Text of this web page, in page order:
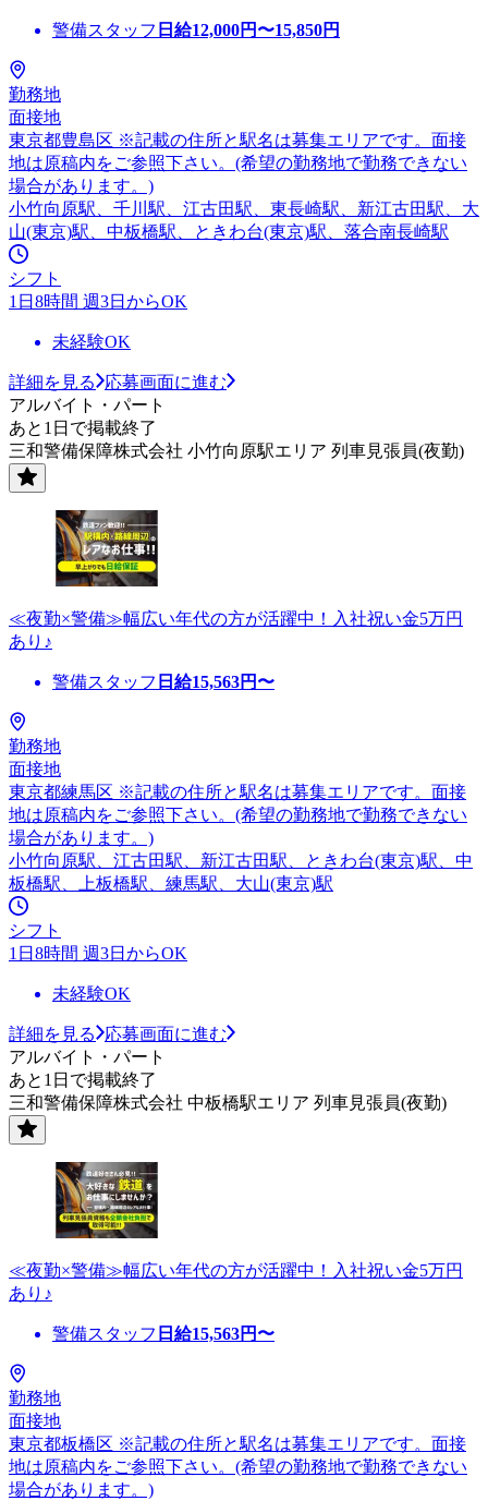
警備スタッフ 日給12,000円〜15,850円
勤務地
面接地
東京都豊島区 ※記載の住所と駅名は募集エリアです。面接
地は原稿内をご参照下さい。(希望の勤務地で勤務できない
場合があります。)
小竹向原駅、千川駅、江古田駅、東長崎駅、新江古田駅、大
山(東京)駅、中板橋駅、ときわ台(東京)駅、落合南長崎駅
シフト
1日8時間 週3日からOK
未経験OK
詳細を見る
応募画面に進む
アルバイト・パート
あと1日で掲載終了
三和警備保障株式会社 小竹向原駅エリア 列車見張員(夜勤)
≪夜勤×警備≫幅広い年代の方が活躍中！入社祝い金5万円
あり♪
警備スタッフ 日給15,563円〜
勤務地
面接地
東京都練馬区 ※記載の住所と駅名は募集エリアです。面接
地は原稿内をご参照下さい。(希望の勤務地で勤務できない
場合があります。)
小竹向原駅、江古田駅、新江古田駅、ときわ台(東京)駅、中
板橋駅、上板橋駅、練馬駅、大山(東京)駅
シフト
1日8時間 週3日からOK
未経験OK
詳細を見る
応募画面に進む
アルバイト・パート
あと1日で掲載終了
三和警備保障株式会社 中板橋駅エリア 列車見張員(夜勤)
≪夜勤×警備≫幅広い年代の方が活躍中！入社祝い金5万円
あり♪
警備スタッフ 日給15,563円〜
勤務地
面接地
東京都板橋区 ※記載の住所と駅名は募集エリアです。面接
地は原稿内をご参照下さい。(希望の勤務地で勤務できない
場合があります。)